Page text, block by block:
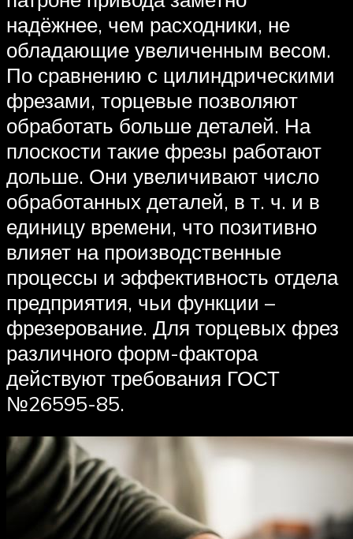
надёжнее, чем расходники, не
обладающие увеличенным весом.
По сравнению с цилиндрическими
фрезами, торцевые позволяют
обработать больше деталей. На
плоскости такие фрезы работают
дольше. Они увеличивают число
обработанных деталей, в т. ч. и в
единицу времени, что позитивно
влияет на производственные
процессы и эффективность отдела
предприятия, чьи функции –
фрезерование. Для торцевых фрез
различного форм-фактора
действуют требования ГОСТ
№26595-85.